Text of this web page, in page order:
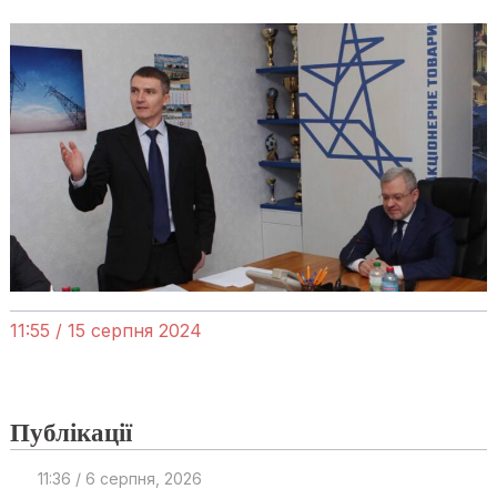
11:55 / 15 серпня 2024
Публікації
11:36 / 6 серпня, 2026